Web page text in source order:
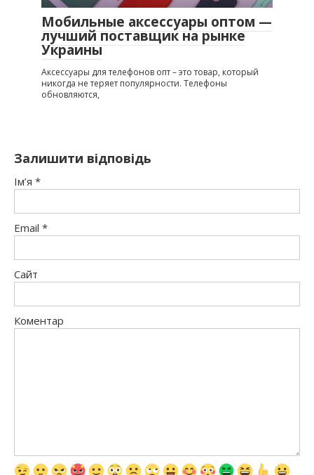
Мобильные аксессуары оптом —
лучший поставщик на рынке
Украины
Аксессуары для телефонов опт – это товар, который
никогда не теряет популярности. Телефоны
обновляются,
Залишити відповідь
Ім’я *
Email *
Сайт
Коментар